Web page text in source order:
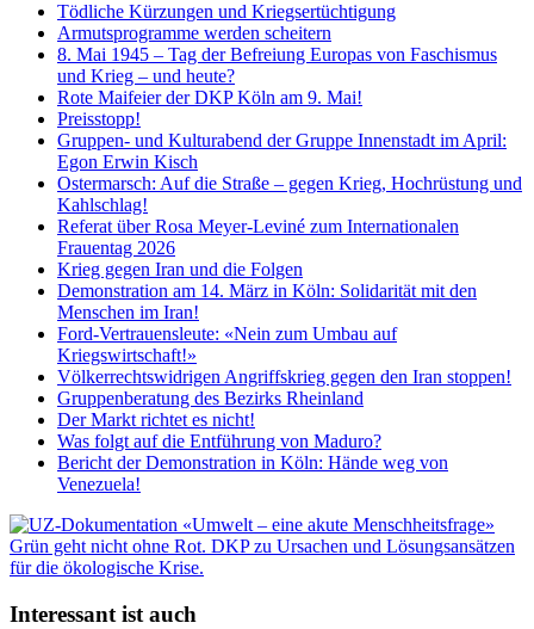
Tödliche Kürzungen und Kriegsertüchtigung
Armutsprogramme werden scheitern
8. Mai 1945 – Tag der Befreiung Europas von Faschismus
und Krieg – und heute?
Rote Maifeier der DKP Köln am 9. Mai!
Preisstopp!
Gruppen- und Kulturabend der Gruppe Innenstadt im April:
Egon Erwin Kisch
Ostermarsch: Auf die Straße – gegen Krieg, Hochrüstung und
Kahlschlag!
Referat über Rosa Meyer-Leviné zum Internationalen
Frauentag 2026
Krieg gegen Iran und die Folgen
Demonstration am 14. März in Köln: Solidarität mit den
Menschen im Iran!
Ford-Vertrauensleute: «Nein zum Umbau auf
Kriegswirtschaft!»
Völkerrechtswidrigen Angriffskrieg gegen den Iran stoppen!
Gruppenberatung des Bezirks Rheinland
Der Markt richtet es nicht!
Was folgt auf die Entführung von Maduro?
Bericht der Demonstration in Köln: Hände weg von
Venezuela!
Interessant ist auch